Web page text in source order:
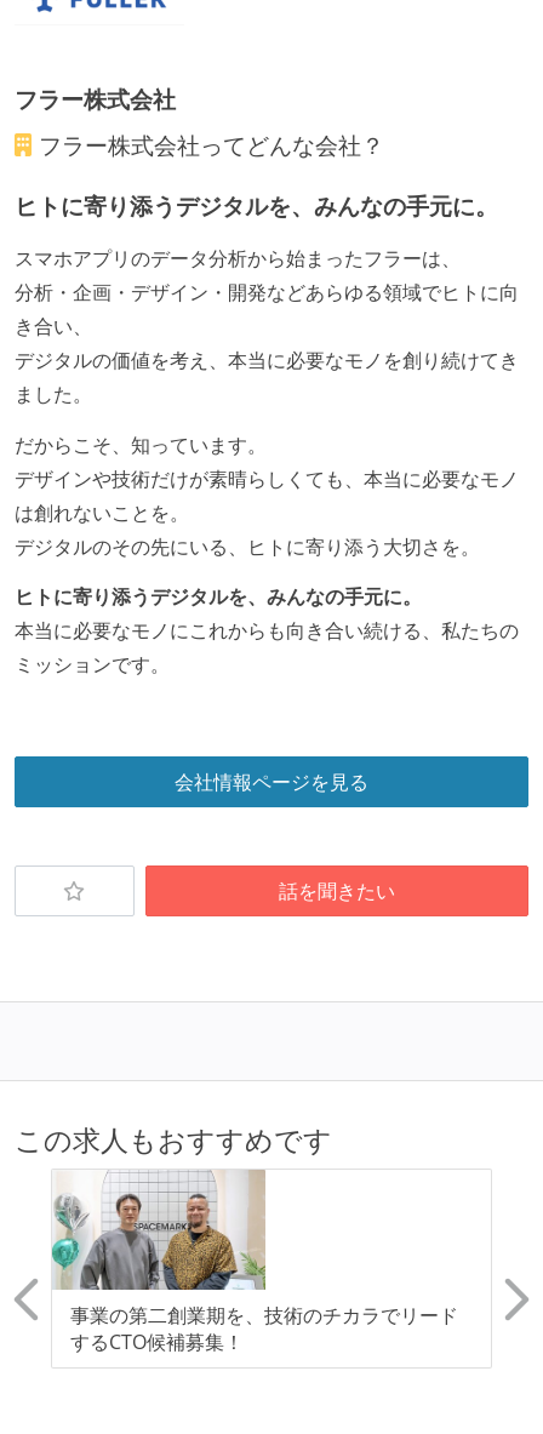
フラー株式会社
フラー株式会社ってどんな会社？
ヒトに寄り添うデジタルを、みんなの手元に。
スマホアプリのデータ分析から始まったフラーは、
分析・企画・デザイン・開発などあらゆる領域でヒトに向
き合い、
デジタルの価値を考え、本当に必要なモノを創り続けてき
ました。
だからこそ、知っています。
デザインや技術だけが素晴らしくても、本当に必要なモノ
は創れないことを。
デジタルのその先にいる、ヒトに寄り添う大切さを。
ヒトに寄り添うデジタルを、みんなの手元に。
本当に必要なモノにこれからも向き合い続ける、私たちの
ミッションです。
会社情報ページを見る
話を聞きたい
この求人もおすすめです
事業の第二創業期を、技術のチカラでリード
するCTO候補募集！